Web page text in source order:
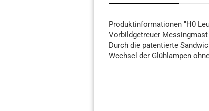
Produktinformationen "H0
Vorbildgetreuer
Durch die patentierte
Wechsel der Glühlampen